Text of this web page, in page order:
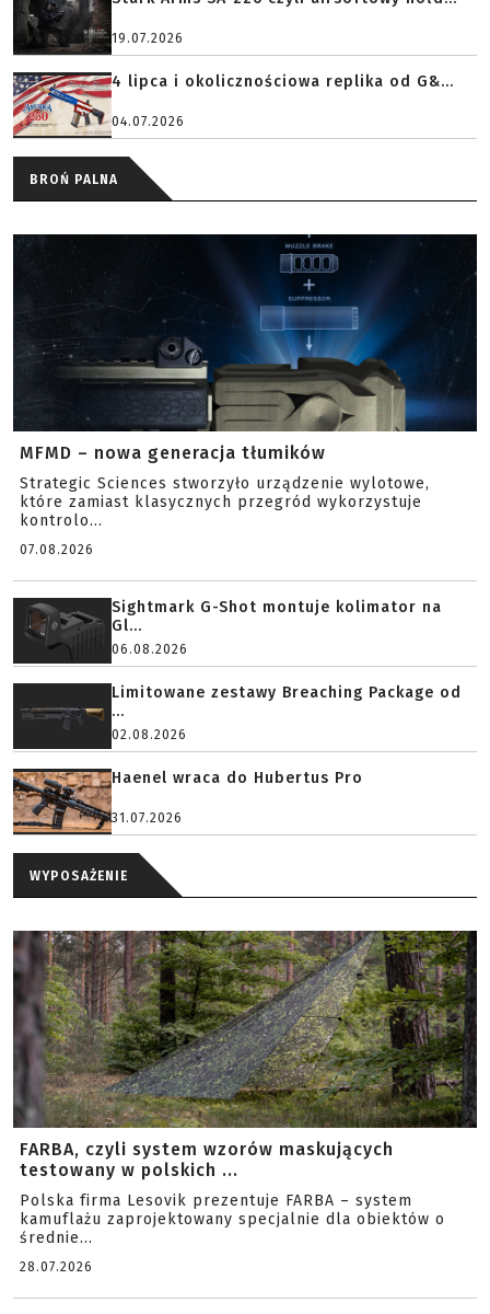
19.07.2026
4 lipca i okolicznościowa replika od G&...
04.07.2026
BROŃ PALNA
MFMD – nowa generacja tłumików
Strategic Sciences stworzyło urządzenie wylotowe,
które zamiast klasycznych przegród wykorzystuje
kontrolo...
07.08.2026
Sightmark G-Shot montuje kolimator na
Gl...
06.08.2026
Limitowane zestawy Breaching Package od
...
02.08.2026
Haenel wraca do Hubertus Pro
31.07.2026
WYPOSAŻENIE
FARBA, czyli system wzorów maskujących
testowany w polskich ...
Polska firma Lesovik prezentuje FARBA – system
kamuflażu zaprojektowany specjalnie dla obiektów o
średnie...
28.07.2026